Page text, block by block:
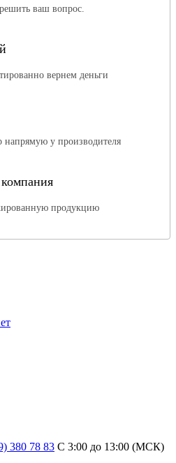
ваш вопрос.
вернем деньги
напрямую у производителя
продукцию
380 78 83 С 3:00 до 13:00 (МСК)